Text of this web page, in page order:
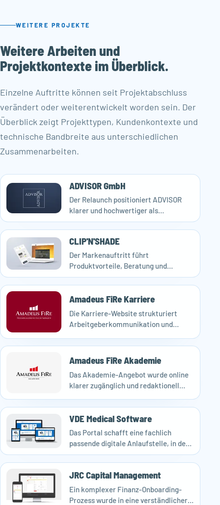
WEITERE PROJEKTE
Weitere Arbeiten und
Projektkontexte im Überblick.
Einzelne Auftritte können seit Projektabschluss
verändert oder weiterentwickelt worden sein. Der
Überblick zeigt Projekttypen, Kundenkontexte und
technische Bandbreite aus unterschiedlichen
Zusammenarbeiten.
ADVISOR GmbH
Der Relaunch positioniert ADVISOR
klarer und hochwertiger als
spezialisierten Beratungsanbieter.
CLIP'N'SHADE
Der Markenauftritt führt
Produktvorteile, Beratung und
Konfiguration klarer zusammen und
macht das Angebot online
hochwertiger erfahrbar.
Amadeus FiRe Karriere
Die Karriere-Website strukturiert
Arbeitgeberkommunikation und
unterstützt eine professionellere
Recruiting-Außenwirkung.
Amadeus FiRe Akademie
Das Akademie-Angebot wurde online
klarer zugänglich und redaktionell
VDE Medical Software
Das Portal schafft eine fachlich
passende digitale Anlaufstelle, in der
Community, Inhalte und
Expertenwissen strukturierter
zusammenkommen.
JRC Capital Management
Ein komplexer Finanz-Onboarding-
Prozess wurde in eine verständlichere